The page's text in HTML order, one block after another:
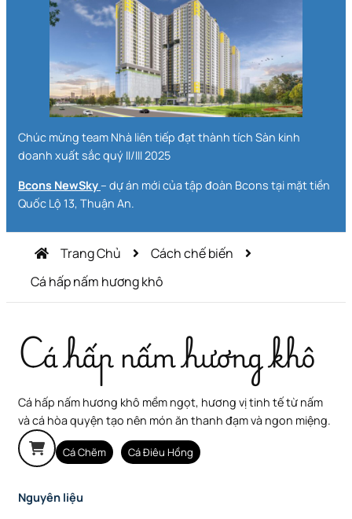
Chúc mừng team Nhà liên tiếp đạt thành tích Sàn kinh
doanh xuất sắc quý II/III 2025
Bcons NewSky– dự án mới của tập đoàn Bcons tại mặt tiền
Quốc Lộ 13, Thuận An.
Trang Chủ
Cách chế biến
Cá hấp nấm hương khô
Cá hấp nấm hương khô
Cá hấp nấm hương khô mềm ngọt, hương vị tinh tế từ nấm
và cá hòa quyện tạo nên món ăn thanh đạm và ngon miệng.
Cá Chẽm Cá Điêu Hồng
Nguyên liệu